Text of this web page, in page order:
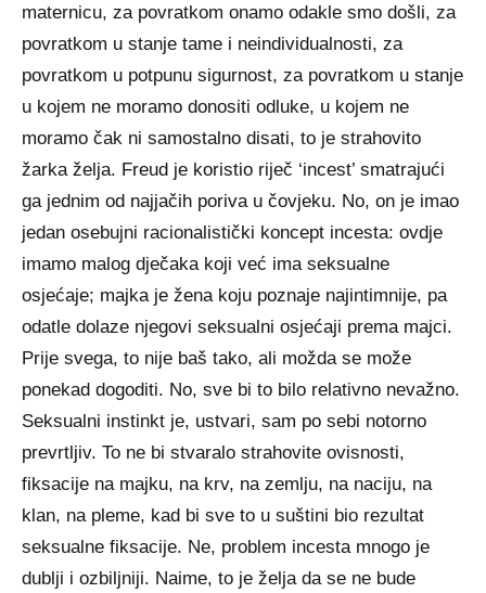
maternicu, za povratkom onamo odakle smo došli, za
povratkom u stanje tame i neindividualnosti, za
povratkom u potpunu sigurnost, za povratkom u stanje
u kojem ne moramo donositi odluke, u kojem ne
moramo čak ni samostalno disati, to je strahovito
žarka želja. Freud je koristio riječ ‘incest’ smatrajući
ga jednim od najjačih poriva u čovjeku. No, on je imao
jedan osebujni racionalistički koncept incesta: ovdje
imamo malog dječaka koji već ima seksualne
osjećaje; majka je žena koju poznaje najintimnije, pa
odatle dolaze njegovi seksualni osjećaji prema majci.
Prije svega, to nije baš tako, ali možda se može
ponekad dogoditi. No, sve bi to bilo relativno nevažno.
Seksualni instinkt je, ustvari, sam po sebi notorno
prevrtljiv. To ne bi stvaralo strahovite ovisnosti,
fiksacije na majku, na krv, na zemlju, na naciju, na
klan, na pleme, kad bi sve to u suštini bio rezultat
seksualne fiksacije. Ne, problem incesta mnogo je
dublji i ozbiljniji. Naime, to je želja da se ne bude